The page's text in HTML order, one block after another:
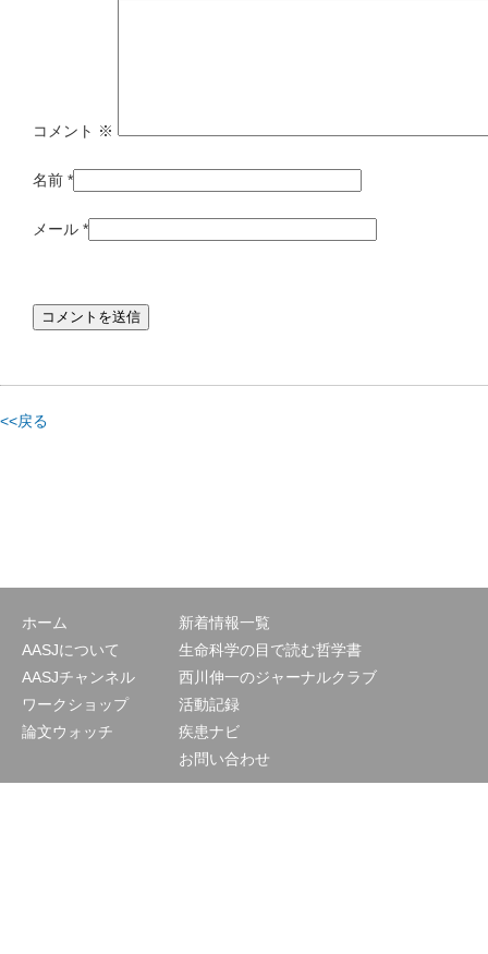
コメント ※
名前 *
メール *
<<戻る
ホーム
AASJについて
AASJチャンネル
ワークショップ
論文ウォッチ
新着情報一覧
生命科学の目で読む哲学書
西川伸一のジャーナルクラブ
活動記録
疾患ナビ
お問い合わせ